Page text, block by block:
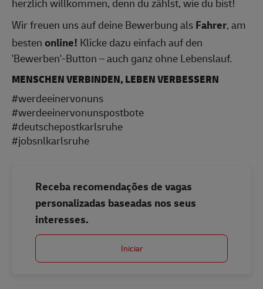
Wir freuen uns auf deine Bewerbung alsFahrer, am
bestenonline! Klicke dazu einfach auf den
'Bewerben'-Button – auch ganz ohne Lebenslauf.
MENSCHEN VERBINDEN, LEBEN VERBESSERN
#werdeeinervonuns
#werdeeinervonunspostbote
#deutschepostkarlsruhe
#jobsnlkarlsruhe
Receba recomendações de vagas
personalizadas baseadas nos seus
interesses.
Iniciar